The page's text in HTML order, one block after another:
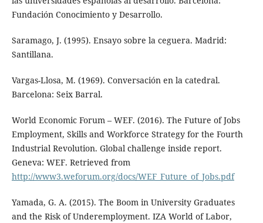
Fundación Conocimiento y Desarrollo.
Saramago, J. (1995). Ensayo sobre la ceguera. Madrid:
Santillana.
Vargas-Llosa, M. (1969). Conversación en la catedral.
Barcelona: Seix Barral.
World Economic Forum – WEF. (2016). The Future of Jobs
Employment, Skills and Workforce Strategy for the Fourth
Industrial Revolution. Global challenge inside report.
Geneva: WEF. Retrieved from
http://www3.weforum.org/docs/WEF_Future_of_Jobs.pdf
Yamada, G. A. (2015). The Boom in University Graduates
and the Risk of Underemployment. IZA World of Labor,